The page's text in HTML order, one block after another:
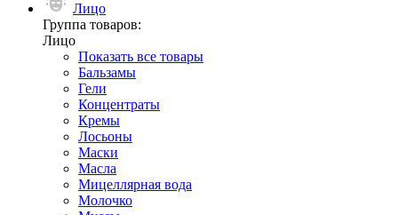
Лицо
Группа товаров:
Лицо
Показать все товары
Бальзамы
Гели
Концентраты
Кремы
Лосьоны
Маски
Масла
Мицеллярная вода
Молочко